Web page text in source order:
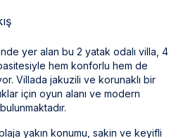
yer alan bu 2 yatak odalı villa, 4
hem konforlu hem de
Villada jakuzili ve korunaklı bir
için oyun alanı ve modern
yakın konumu, sakin ve keyifli